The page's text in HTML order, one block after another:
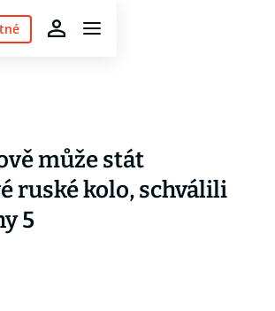
může stát
ruské kolo, schválili
5